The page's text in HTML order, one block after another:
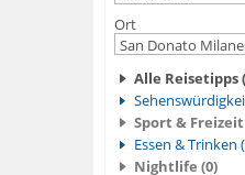
Ort
Alle Reisetipps
Sport & Freizeit
Essen & Trinken
Nightlife (0)